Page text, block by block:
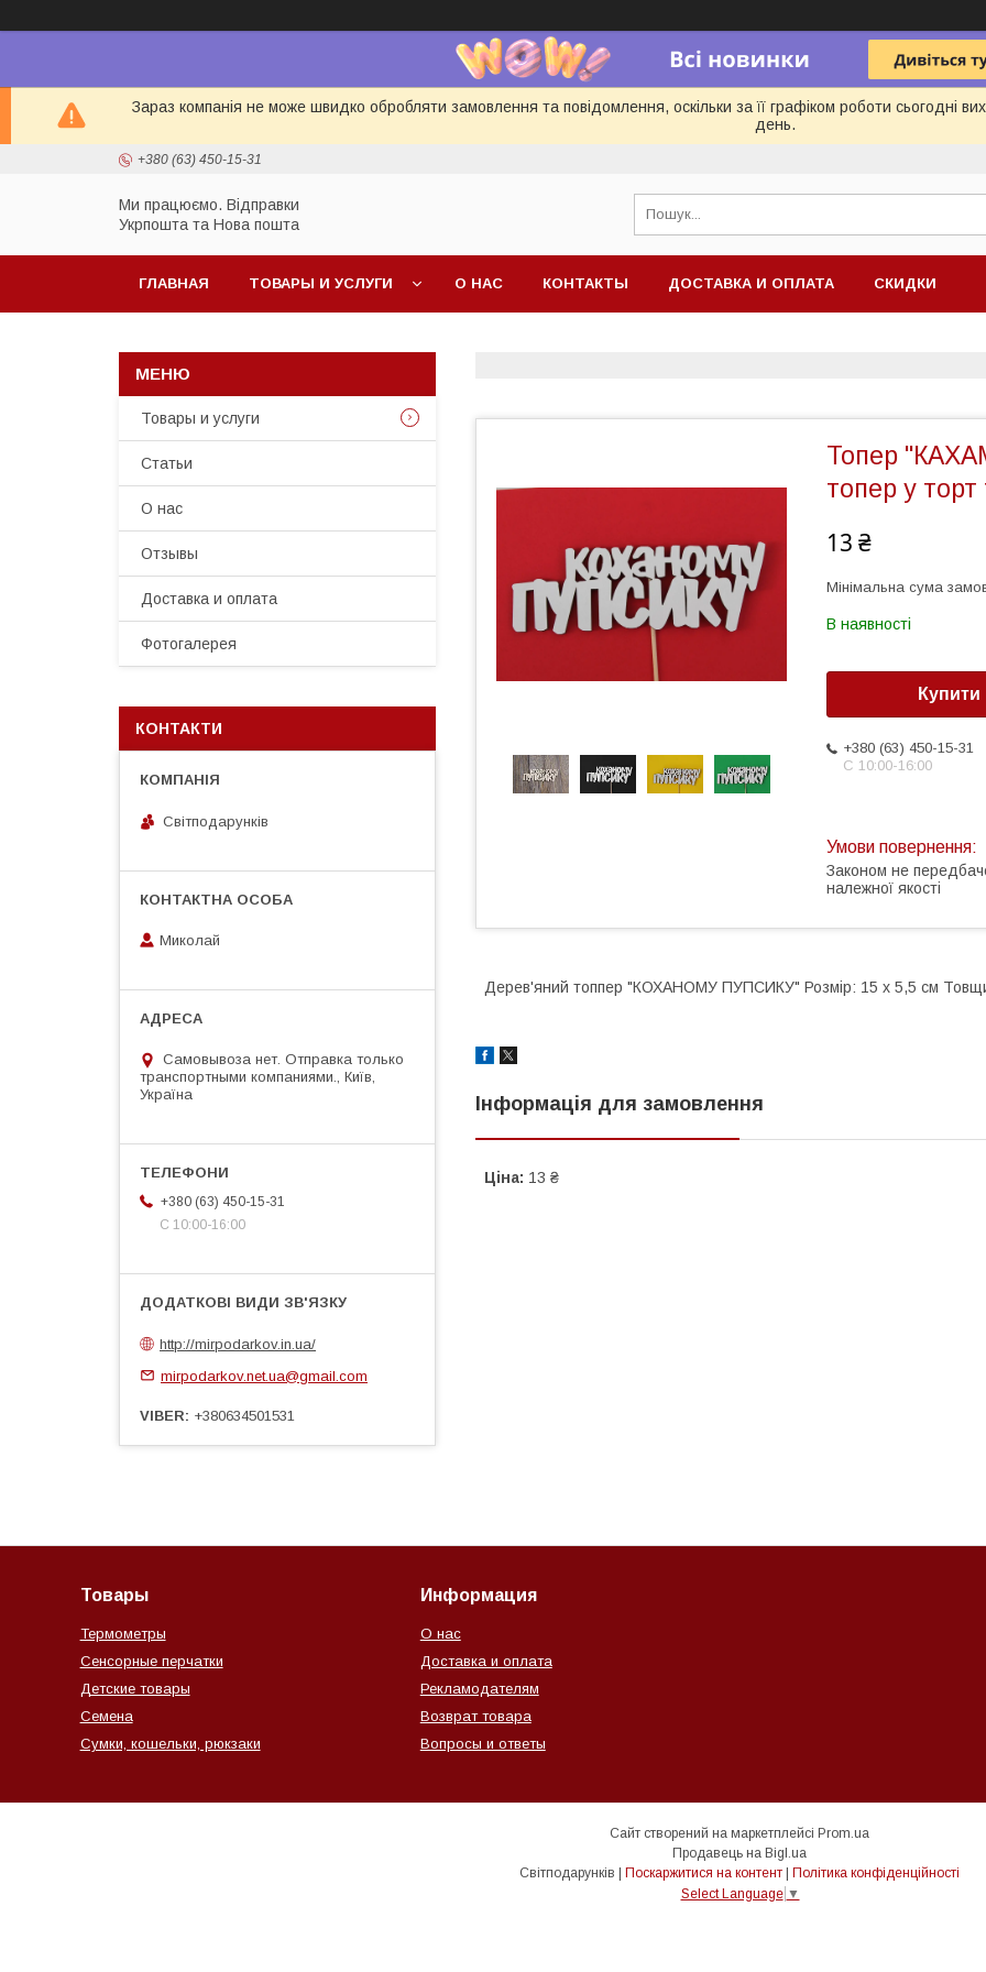
Зараз компанія не може швидко обробляти замовлення та повідомлення, оскільки за її графіком роботи сьогодні
день.
+380 (63) 450-15-31
Ми працюємо. Відправки
Укрпошта та Нова пошта
ГЛАВНАЯ ТОВАРЫ И УСЛУГИ О НАС КОНТАКТЫ ДОСТАВКА И ОПЛАТА СКИДКИ
Топер
топер у торт
13 ₴
Мінімальна сума
В наявності
Купити
+380 (63) 450-15-31
С 10:00-16:00
Законом не
належної якості
Дерев'яний топпер "КОХАНОМУ ПУПСИКУ" Розмір: 15 х 5,5 см
Інформація для замовлення
Ціна: 13 ₴
Товары и услуги
Статьи
О нас
Отзывы
Доставка и оплата
Фотогалерея
КОНТАКТИ
Світподарунків
Миколай
Самовывоза нет. Отправка только
транспортными компаниями., Київ,
Україна
+380 (63) 450-15-31
С 10:00-16:00
http://mirpodarkov.in.ua/
mirpodarkov.net.ua@gmail.com
VIBER +380634501531
Товары
Термометры
Сенсорные перчатки
Детские товары
Семена
Сумки, кошельки, рюкзаки
Информация
О нас
Доставка и оплата
Рекламодателям
Возврат товара
Вопросы и ответы
Сайт створений на маркетплейсі Prom.ua
Продавець на Bigl.ua
Поскаржитися на контент
Політика конфіденційності
Select Language ▼